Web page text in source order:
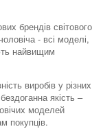
брендів світового
- всі моделі,
найвищим
виробів у різних
якість –
моделей
покупців.